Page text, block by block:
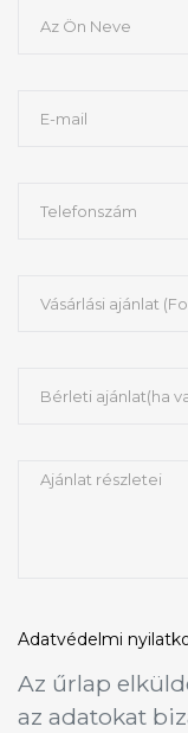
Adatvédelmi
Az űrlap
az adatokat